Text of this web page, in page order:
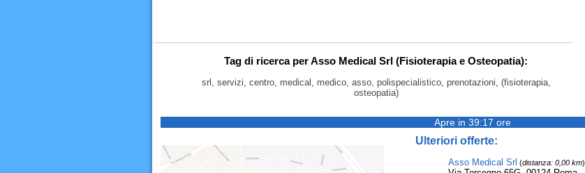
Tag di ricerca per Asso Medical Srl (Fisioterapia e Osteopatia):
srl, servizi, centro, medical, medico, asso, polispecialistico, prenotazioni, (fisioterapia,
osteopatia)
Apre in 39:17 ore
Ulteriori offerte:
Asso Medical Srl (distanza: 0,00 km)